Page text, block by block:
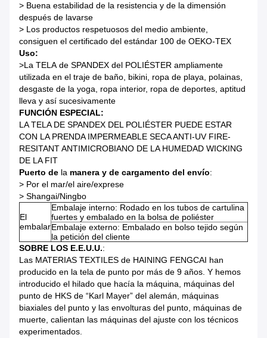
> Buena estabilidad de la resistencia y de la dimensión
después de lavarse
> Los productos respetuosos del medio ambiente,
consiguen el certificado del estándar 100 de OEKO-TEX
Uso:
>La TELA de SPANDEX del POLIÉSTER ampliamente
utilizada en el traje de baño, bikini, ropa de playa, polainas,
desgaste de la yoga, ropa interior, ropa de deportes, aptitud
lleva y así sucesivamente
FUNCIÓN ESPECIAL:
LA TELA DE SPANDEX DEL POLIÉSTER PUEDE ESTAR
CON LA PRENDA IMPERMEABLE SECA ANTI-UV FIRE-
RESITANT ANTIMICROBIANO DE LA HUMEDAD WICKING
DE LA FIT
Puerto de la manera y de cargamento del envío:
> Por el mar/el aire/exprese
> Shangai/Ningbo
El
embalar
Embalaje interno: Rodado en los tubos de cartulina
fuertes y embalado en la bolsa de poliéster
Embalaje externo: Embalado en bolso tejido según
la petición del cliente
SOBRE LOS E.E.U.U.:
Las MATERIAS TEXTILES de HAINING FENGCAI han
producido en la tela de punto por más de 9 años. Y hemos
introducido el hilado que hacía la máquina, máquinas del
punto de HKS de “Karl Mayer” del alemán, máquinas
biaxiales del punto y las envolturas del punto, máquinas de
muerte, calientan las máquinas del ajuste con los técnicos
experimentados.